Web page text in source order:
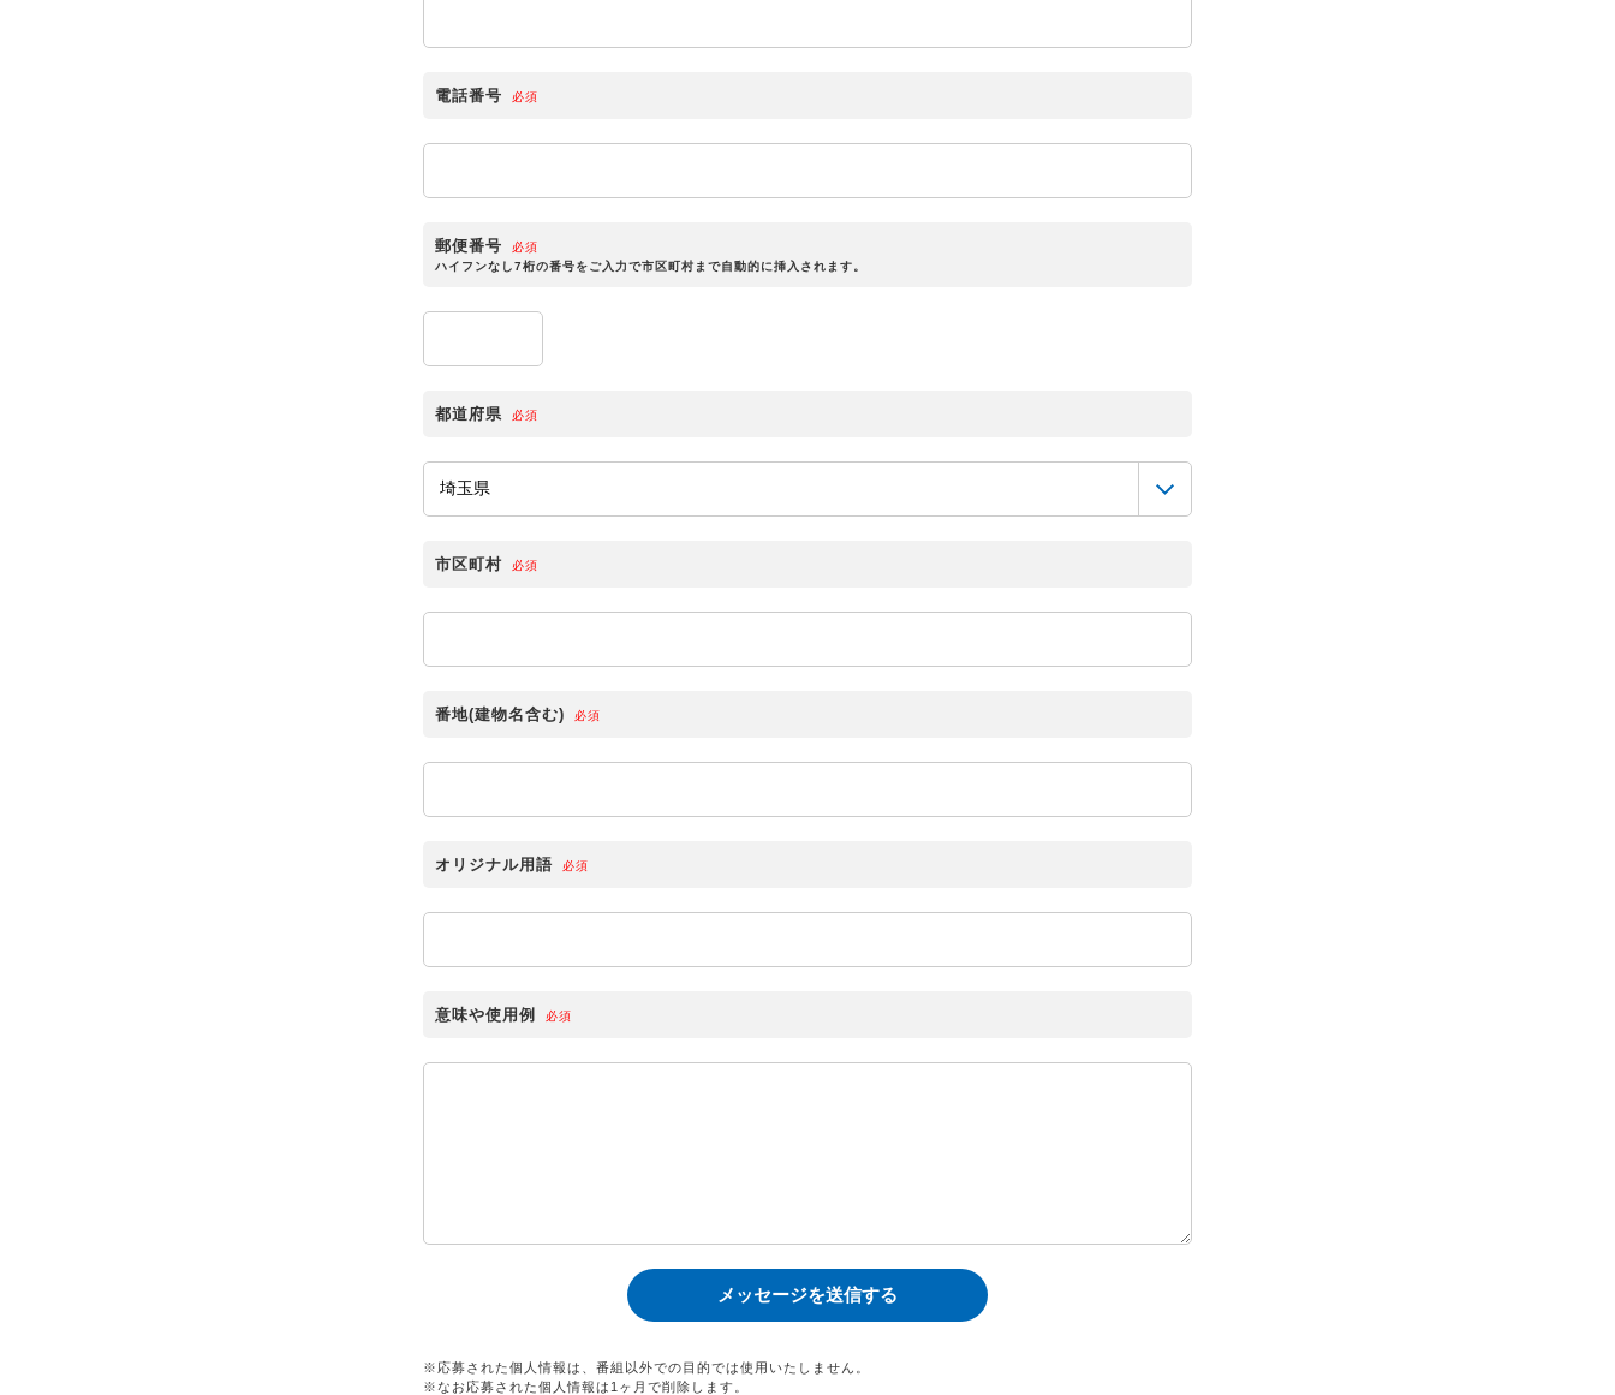
電話番号 必須
郵便番号
必須
ハイフンなし7桁の番号をご入力で市区町村まで自動的に挿入されます。
都道府県 必須
市区町村 必須
番地(建物名含む) 必須
オリジナル用語 必須
意味や使用例 必須
※応募された個人情報は、番組以外での目的では使用いたしません。
※なお応募された個人情報は1ヶ月で削除します。